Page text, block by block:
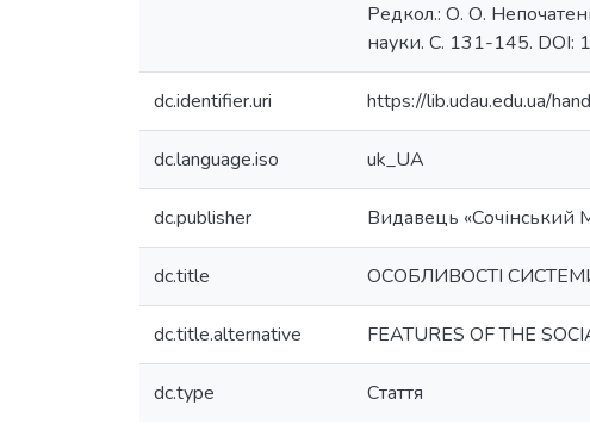
Редкол.: О. О.
науки. С. 131-145.
dc.identifier.uri https://lib.udau.edu.ua/
dc.language.iso uk_UA
dc.publisher Видавець «Сочінський
dc.title ОСОБЛИВОСТІ
dc.title.alternative FEATURES OF THE
dc.type Стаття